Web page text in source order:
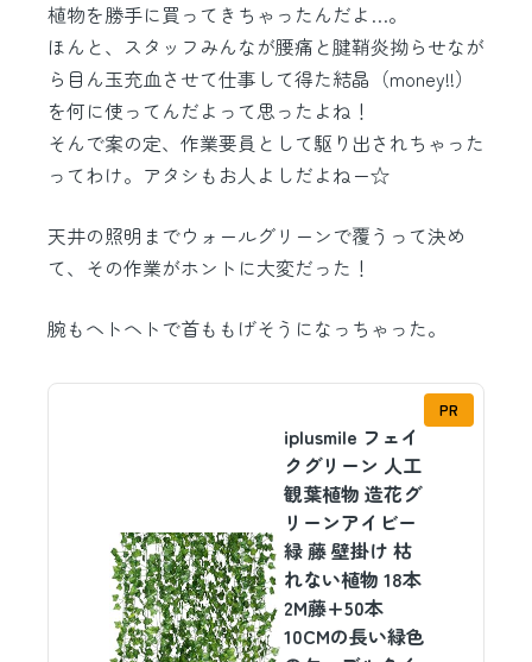
植物を勝手に買ってきちゃったんだよ…。
ほんと、スタッフみんなが腰痛と腱鞘炎拗らせなが
ら目ん玉充血させて仕事して得た結晶（money!!）
を何に使ってんだよって思ったよね！
そんで案の定、作業要員として駆り出されちゃった
ってわけ。アタシもお人よしだよねー☆
天井の照明までウォールグリーンで覆うって決め
て、その作業がホントに大変だった！
腕もヘトヘトで首ももげそうになっちゃった。
PR
iplusmile フェイ
クグリーン 人工
観葉植物 造花グ
リーンアイビー
緑 藤 壁掛け 枯
れない植物 18本
2M藤+50本
10CMの長い緑色